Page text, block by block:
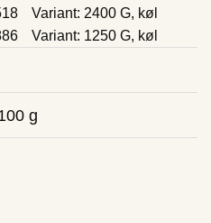
Variant: 2400 G, køl
Variant: 1250 G, køl
g